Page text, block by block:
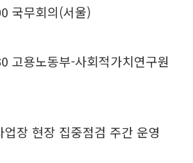
국무회의(서울)
고용노동부-사회적가치연구원
장 현장 집중점검 주간 운영